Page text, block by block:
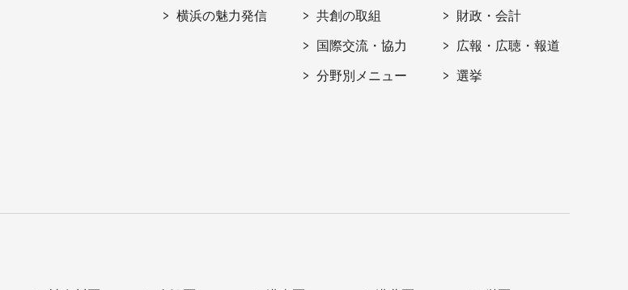
横浜の魅力発信 共創の取組
国際交流・協力
分野別メニュー
財政・会計
広報・広聴・報道
選挙